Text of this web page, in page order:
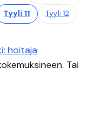
Tyyli 11 Tyyli 12
hoitaja
Tai